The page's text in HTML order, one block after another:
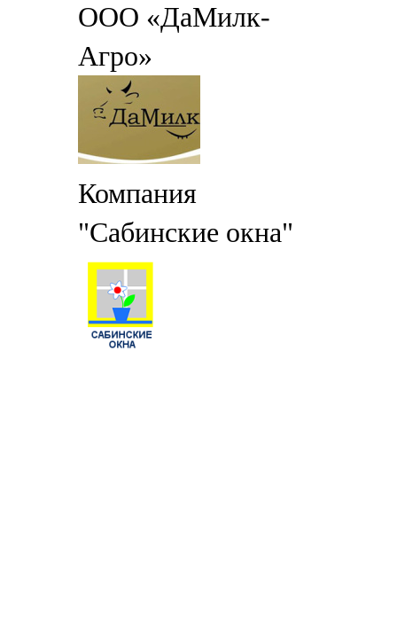
ООО «ДаМилк-
Агро»
Компания
"Сабинские окна"